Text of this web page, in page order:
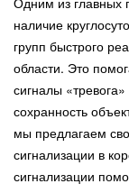
наличие
групп быстрого
области. Это
сигналы
сохранность
мы предлагаем
сигнализации в
сигнализации